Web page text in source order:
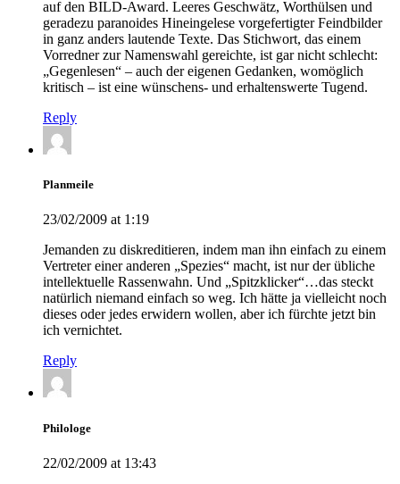
auf den BILD-Award. Leeres Geschwätz, Worthülsen und
geradezu paranoides Hineingelese vorgefertigter Feindbilder
in ganz anders lautende Texte. Das Stichwort, das einem
Vorredner zur Namenswahl gereichte, ist gar nicht schlecht:
„Gegenlesen“ – auch der eigenen Gedanken, womöglich
kritisch – ist eine wünschens- und erhaltenswerte Tugend.
Reply
Planmeile
23/02/2009 at 1:19
Jemanden zu diskreditieren, indem man ihn einfach zu einem
Vertreter einer anderen „Spezies“ macht, ist nur der übliche
intellektuelle Rassenwahn. Und „Spitzklicker“…das steckt
natürlich niemand einfach so weg. Ich hätte ja vielleicht noch
dieses oder jedes erwidern wollen, aber ich fürchte jetzt bin
ich vernichtet.
Reply
Philologe
22/02/2009 at 13:43